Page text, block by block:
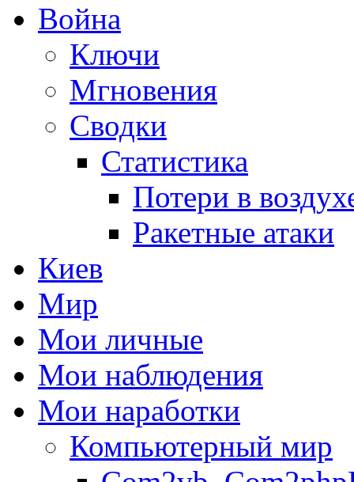
Война
Ключи
Мгновения
Сводки
Статистика
Потери в
Ракетные атаки
Киев
Мир
Мои личные
Мои наблюдения
Мои наработки
Компьютерный мир